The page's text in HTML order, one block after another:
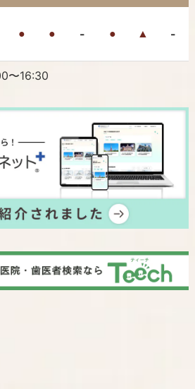
● ● - ● ▲ -
〜16:30